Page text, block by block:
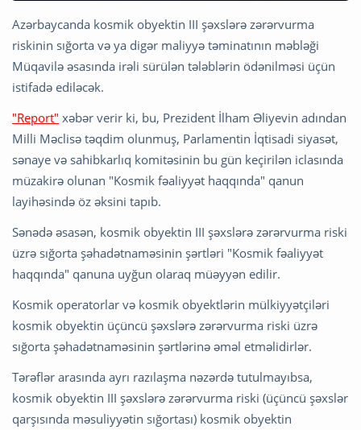
Azərbaycanda kosmik obyektin III şəxslərə zərərvurma
riskinin sığorta və ya digər maliyyə təminatının məbləği
Müqavilə əsasında irəli sürülən tələblərin ödənilməsi üçün
istifadə ediləcək.
"Report" xəbər verir ki, bu, Prezident İlham Əliyevin adından
Milli Məclisə təqdim olunmuş, Parlamentin İqtisadi siyasət,
sənaye və sahibkarlıq komitəsinin bu gün keçirilən iclasında
müzakirə olunan "Kosmik fəaliyyət haqqında" qanun
layihəsində öz əksini tapıb.
Sənədə əsasən, kosmik obyektin III şəxslərə zərərvurma riski
üzrə sığorta şəhadətnaməsinin şərtləri "Kosmik fəaliyyət
haqqında" qanuna uyğun olaraq müəyyən edilir.
Kosmik operatorlar və kosmik obyektlərin mülkiyyətçiləri
kosmik obyektin üçüncü şəxslərə zərərvurma riski üzrə
sığorta şəhadətnaməsinin şərtlərinə əməl etməlidirlər.
Tərəflər arasında ayrı razılaşma nəzərdə tutulmayıbsa,
kosmik obyektin III şəxslərə zərərvurma riski (üçüncü şəxslər
qarşısında məsuliyyətin sığortası) kosmik obyektin